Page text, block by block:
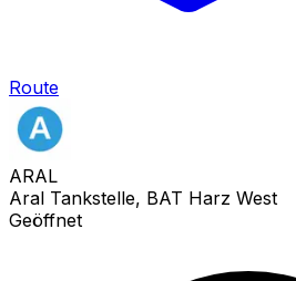
Route
ARAL
Aral Tankstelle, BAT Harz West
Geöffnet